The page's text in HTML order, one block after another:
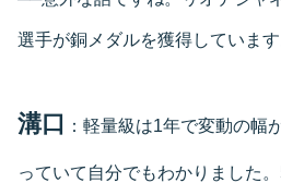
選手が銅メダルを獲得しています
溝口 ：軽量級は1年で変動の幅
っていて自分でもわかりました